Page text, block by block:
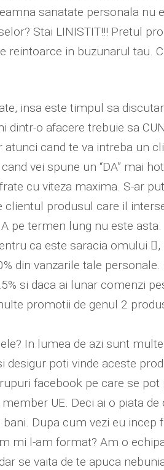
sanatate personala nu
Stai LINISTIT!!! Pretul
reintoarce in buzunarul tau.
insa este timpul sa
dintr-o afacere trebuie sa
cand te va intreba un
vei spune un “DA” mai
cu viteza maxima. S-ar
produsul care il
pe termen lung nu este asta.
ca este saracia omului ,
din vanzarile tale
si daca ai lunar comenzi
promotii de genul 2
In lumea de azi sunt
desigur poti vinde aceste
facebook pe care se
UE. Deci ai o piata
bani. Dupa cum vezi eu
mi l-am format? Am o
se vaita de te apuca